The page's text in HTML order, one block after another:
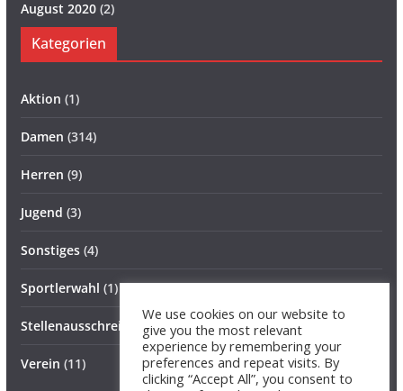
August 2020(2)
Kategorien
Aktion (1)
Damen (314)
Herren (9)
Jugend (3)
Sonstiges(4)
Sportlerwahl (1)
Stellenausschreibung(1)
Verein (11)
We use cookies on our website to
give you the most relevant
experience by remembering your
preferences and repeat visits. By
clicking “Accept All”, you consent to